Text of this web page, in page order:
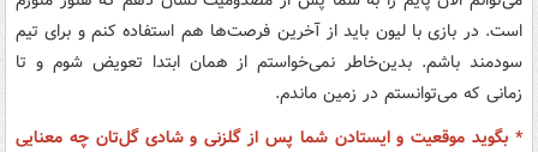
است. در بازی با لیون باید از آخرین فرصت‌ها هم استفاده کنم و برای تیم
سودمند باشم. بدین‌خاطر نمی‌خواستم از همان ابتدا تعویض شوم و تا
زمانی که می‌توانستم در زمین ماندم.
* بگوید موقعیت و ایستادن شما پس از گلزنی و شادی گل‌تان چه معنایی